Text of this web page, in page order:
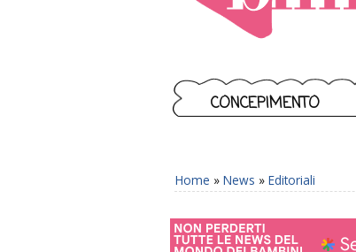
CONCEPIMENTO
Home » News » Editoriali